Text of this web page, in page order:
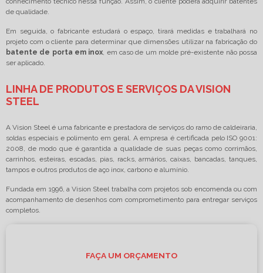
de qualidade.
Em seguida, o fabricante estudará o espaço, tirará medidas e trabalhará no
projeto com o cliente para determinar que dimensões utilizar na fabricação do
batente de porta em inox , em caso de um molde pré-existente não possa
ser aplicado.
LINHA DE PRODUTOS E SERVIÇOS DA VISION
STEEL
A Vision Steel é uma fabricante e prestadora de serviços do ramo de caldeiraria,
soldas especiais e polimento em geral. A empresa é certificada pelo ISO 9001:
2008, de modo que é garantida a qualidade de suas peças como corrimãos,
carrinhos, esteiras, escadas, pias, racks, armários, caixas, bancadas, tanques,
tampos e outros produtos de aço inox, carbono e alumínio.
Fundada em 1996, a Vision Steel trabalha com projetos sob encomenda ou com
acompanhamento de desenhos com comprometimento para entregar serviços
completos.
FAÇA UM ORÇAMENTO